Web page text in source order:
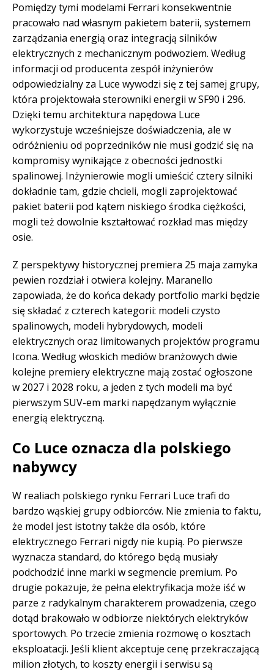
Pomiędzy tymi modelami Ferrari konsekwentnie
pracowało nad własnym pakietem baterii, systemem
zarządzania energią oraz integracją silników
elektrycznych z mechanicznym podwoziem. Według
informacji od producenta zespół inżynierów
odpowiedzialny za Luce wywodzi się z tej samej grupy,
która projektowała sterowniki energii w SF90 i 296.
Dzięki temu architektura napędowa Luce
wykorzystuje wcześniejsze doświadczenia, ale w
odróżnieniu od poprzedników nie musi godzić się na
kompromisy wynikające z obecności jednostki
spalinowej. Inżynierowie mogli umieścić cztery silniki
dokładnie tam, gdzie chcieli, mogli zaprojektować
pakiet baterii pod kątem niskiego środka ciężkości,
mogli też dowolnie kształtować rozkład mas między
osie.
Z perspektywy historycznej premiera 25 maja zamyka
pewien rozdział i otwiera kolejny. Maranello
zapowiada, że do końca dekady portfolio marki będzie
się składać z czterech kategorii: modeli czysto
spalinowych, modeli hybrydowych, modeli
elektrycznych oraz limitowanych projektów programu
Icona. Według włoskich mediów branżowych dwie
kolejne premiery elektryczne mają zostać ogłoszone
w 2027 i 2028 roku, a jeden z tych modeli ma być
pierwszym SUV-em marki napędzanym wyłącznie
energią elektryczną.
Co Luce oznacza dla polskiego
nabywcy
W realiach polskiego rynku Ferrari Luce trafi do
bardzo wąskiej grupy odbiorców. Nie zmienia to faktu,
że model jest istotny także dla osób, które
elektrycznego Ferrari nigdy nie kupią. Po pierwsze
wyznacza standard, do którego będą musiały
podchodzić inne marki w segmencie premium. Po
drugie pokazuje, że pełna elektryfikacja może iść w
parze z radykalnym charakterem prowadzenia, czego
dotąd brakowało w odbiorze niektórych elektryków
sportowych. Po trzecie zmienia rozmowę o kosztach
eksploatacji. Jeśli klient akceptuje cenę przekraczającą
milion złotych, to koszty energii i serwisu są